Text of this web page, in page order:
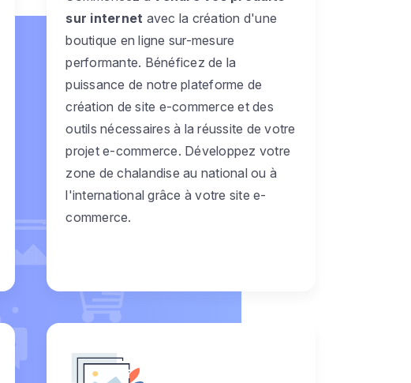
sur internet avec la création d'une
boutique en ligne sur-mesure
performante. Bénéficez de la
puissance de notre plateforme de
création de site e-commerce et des
outils nécessaires à la réussite de votre
projet e-commerce. Développez votre
zone de chalandise au national ou à
l'international grâce à votre site e-
commerce.